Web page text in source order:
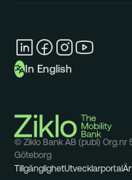
In English
© Ziklo Bank AB (publ) Org.nr
Göteborg
TillgänglighetUtvecklarportal